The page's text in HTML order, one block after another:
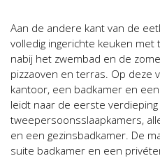
Aan de andere kant van de
volledig ingerichte keuken
nabij het zwembad en de
pizzaoven en terras. Op deze
kantoor, een badkamer en
leidt naar de eerste
tweepersoonsslaapkamers,
en een gezinsbadkamer. De
suite badkamer en een